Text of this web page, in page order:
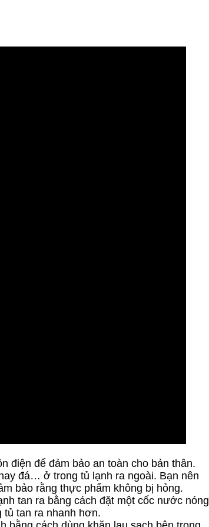
điện để đảm bảo an toàn cho bản thân.
đá… ở trong tủ lạnh ra ngoài. Bạn nên
bảo rằng thực phẩm không bị hỏng.
tan ra bằng cách đặt một cốc nước nóng
tủ tan ra nhanh hơn.